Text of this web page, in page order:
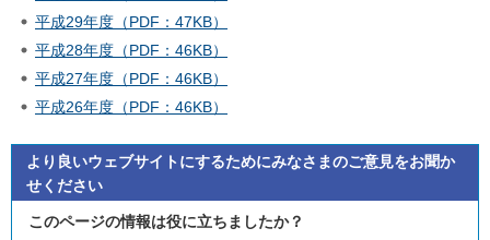
平成29年度（PDF：47KB）
平成28年度（PDF：46KB）
平成27年度（PDF：46KB）
平成26年度（PDF：46KB）
より良いウェブサイトにするためにみなさまのご意見をお聞か
せください
このページの情報は役に立ちましたか？